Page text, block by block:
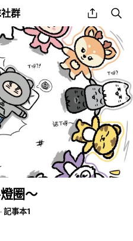
群 share
圈～
記事本1